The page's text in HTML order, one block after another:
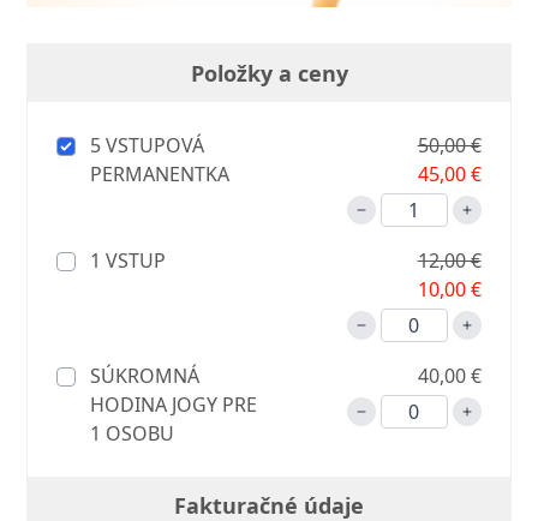
Položky a ceny
5 VSTUPOVÁ
PERMANENTKA
50,00 €
45,00 €
1 VSTUP
12,00 €
10,00 €
SÚKROMNÁ
HODINA JOGY PRE
1 OSOBU
40,00 €
Fakturačné údaje